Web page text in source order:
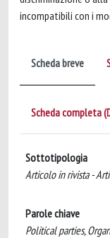
incompatibili con i
Scheda breve
Scheda completa
Sottotipologia
Articolo in rivista -
Parole chiave
Political parties,